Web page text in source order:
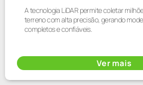
A tecnologia LiDAR permite coletar
terreno com alta precisão, gerando
completos e confiáveis.
Ver mais